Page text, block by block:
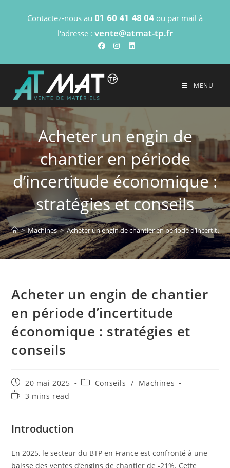
Contactez-nous au 01 60 41 48 04 ou par mail à
l'adresse : vente@atmat-tp.fr
MENU
Acheter un engin de
chantier en période
d’incertitude économique :
stratégies et conseils
> Machines > Acheter un engin de chantier en période
Acheter un engin de chantier
en période d’incertitude
économique : stratégies et
conseils
20 mai 2025 Conseils / Machines
3 mins read
Introduction
En 2025, le secteur du BTP en France est confronté à une
baisse des ventes d’engins de chantier de -21%. Cette